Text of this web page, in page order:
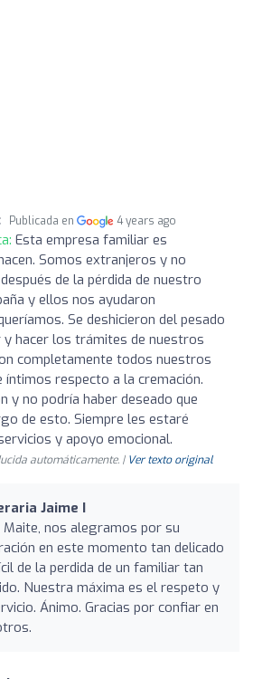
Publicada en 4 years ago
Esta empresa familiar es
Somos extranjeros y no
de la pérdida de nuestro
y ellos nos ayudaron
Se deshicieron del pesado
hacer los trámites de nuestros
completamente todos nuestros
íntimos respecto a la cremación.
y no podría haber deseado que
de esto. Siempre les estaré
y apoyo emocional.
automáticamente. | Ver texto original
Jaime I
Maite, nos alegramos por su
en este momento tan delicado
de la perdida de un familiar tan
Nuestra máxima es el respeto y
Ánimo. Gracias por confiar en